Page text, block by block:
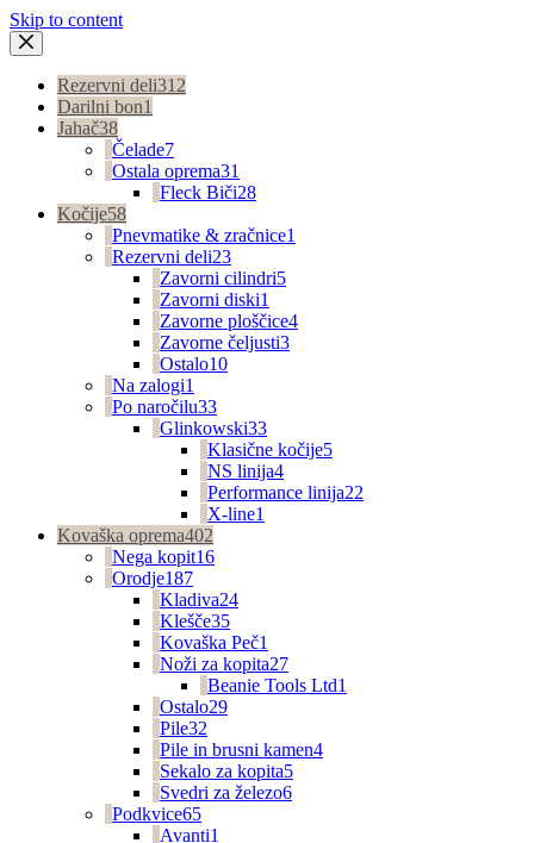
Skip to content
Rezervni deli312
Darilni bon1
Jahač38
Čelade7
Ostala oprema31
Fleck Biči28
Kočije58
Pnevmatike & zračnice1
Rezervni deli23
Zavorni cilindri5
Zavorni diski1
Zavorne ploščice4
Zavorne čeljusti3
Ostalo10
Na zalogi1
Po naročilu33
Glinkowski33
Klasične kočije5
NS linija4
Performance linija22
X-line1
Kovaška oprema402
Nega kopit16
Orodje187
Kladiva24
Klešče35
Kovaška Peč1
Noži za kopita27
Beanie Tools Ltd1
Ostalo29
Pile32
Pile in brusni kamen4
Sekalo za kopita5
Svedri za železo6
Podkvice65
Avanti1